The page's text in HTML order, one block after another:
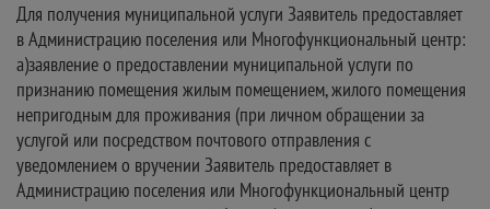
Для получения муниципальной услуги Заявитель предоставляет
в Администрацию поселения или Многофункциональный центр:
а)заявление о предоставлении муниципальной услуги по
признанию помещения жилым помещением, жилого помещения
непригодным для проживания (при личном обращении за
услугой или посредством почтового отправления с
уведомлением о вручении Заявитель предоставляет в
Администрацию поселения или Многофункциональный центр